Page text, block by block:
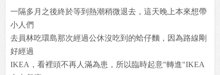
一隔多月之後終於等到熱潮稍微退去，這天晚上本來想帶
小人們
去員林吃環島那次經過公休沒吃到的蛤仔麵，因為路線剛
好經過
IKEA，看裡頭不再人滿為患，所以臨時起意"轉進"IKEA